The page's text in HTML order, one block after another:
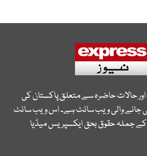
حالات حاضرہ سے متعلق پاکستان کی
جانے والی ویب سائٹ ہے۔ اس ویب سائٹ
کے جملہ حقوق بحق ایکسپریس میڈیا